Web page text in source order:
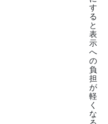
す
る
と
表
示
へ
の
負
担
が
軽
く
な